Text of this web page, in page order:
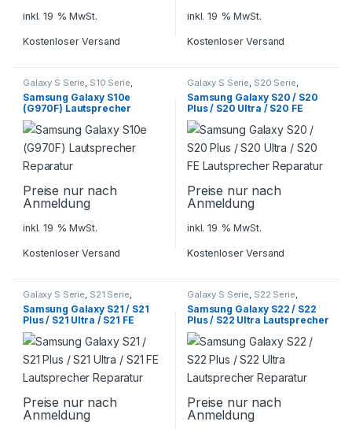
inkl. 19 % MwSt.
Kostenloser Versand
inkl. 19 % MwSt.
Kostenloser Versand
Galaxy S Serie, S10 Serie,
Samsung Smartphone
Reparatur
Samsung Galaxy S10e
(G970F) Lautsprecher
Reparatur
Preise nur nach
Anmeldung
inkl. 19 % MwSt.
Kostenloser Versand
Galaxy S Serie, S20 Serie,
Samsung Smartphone
Reparatur
Samsung Galaxy S20 / S20
Plus / S20 Ultra / S20 FE
Lautsprecher Reparatur
Preise nur nach
Anmeldung
inkl. 19 % MwSt.
Kostenloser Versand
Galaxy S Serie, S21 Serie,
Samsung Smartphone
Reparatur
Samsung Galaxy S21 / S21
Plus / S21 Ultra / S21 FE
Lautsprecher Reparatur
Preise nur nach
Anmeldung
Galaxy S Serie, S22 Serie,
Samsung Smartphone
Reparatur
Samsung Galaxy S22 / S22
Plus / S22 Ultra Lautsprecher
Reparatur
Preise nur nach
Anmeldung